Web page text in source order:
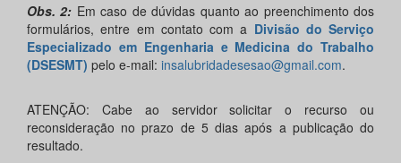
Obs. 2: Em caso de dúvidas quanto ao preenchimento dos
formulários, entre em contato com a Divisão do Serviço
Especializado em Engenharia e Medicina do Trabalho
(DSESMT) pelo e-mail: insalubridadesesao@gmail.com.
ATENÇÃO: Cabe ao servidor solicitar o recurso ou
reconsideração no prazo de 5 dias após a publicação do
resultado.